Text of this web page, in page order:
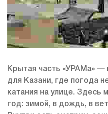
Крытая часть «УРАМа»
для Казани, где погода
катания на улице. Здесь
год: зимой, в дождь, в